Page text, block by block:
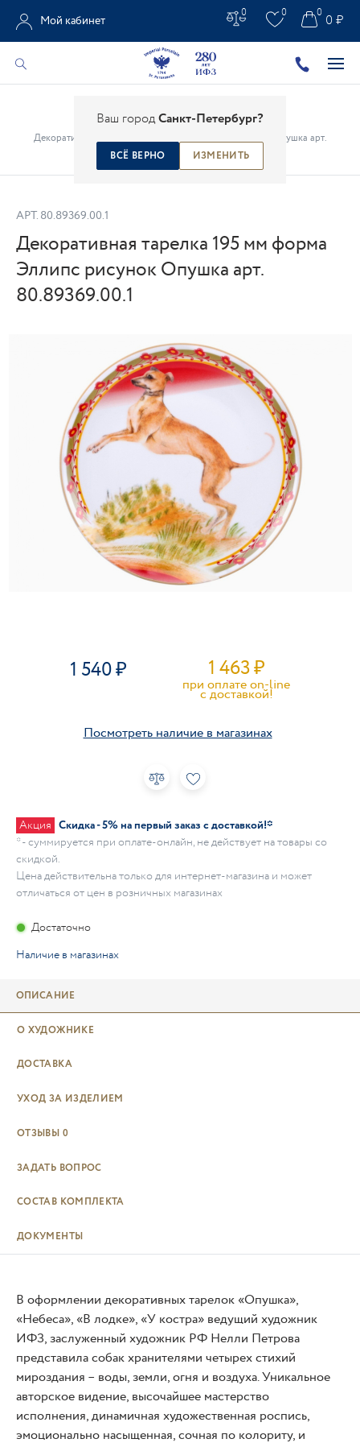
Ваш городСанкт-Петербург?
ВСЁ ВЕРНО ИЗМЕНИТЬ
Мой кабинет
0 0 0 ₽
0
Декоративные настенные тарелки /
Декоративная тарелка 195 мм форма Эллипс рисунок Опушка арт.
80.89369.00.1
АРТ. 80.89369.00.1
Декоративная тарелка 195 мм форма
Эллипс рисунок Опушка арт.
80.89369.00.1
1 540 1 463₽
при оплате on-line
c доставкой!
Посмотреть наличие в магазинах
Акция Скидка - 5% на первый заказ с доставкой!*
* - суммируется при оплате-онлайн, не действует на товары со
скидкой.
Цена действительна только для интернет-магазина и может
отличаться от цен в розничных магазинах
Достаточно
Наличие в магазинах
ОПИСАНИЕ
О ХУДОЖНИКЕ
ДОСТАВКА
УХОД ЗА ИЗДЕЛИЕМ
ОТЗЫВЫ 0
ЗАДАТЬ ВОПРОС
СОСТАВ КОМПЛЕКТА
ДОКУМЕНТЫ
В оформлении декоративных тарелок «Опушка»,
«Небеса», «В лодке», «У костра» ведущий художник
ИФЗ, заслуженный художник РФ Нелли Петрова
представила собак хранителями четырех стихий
мироздания – воды, земли, огня и воздуха. Уникальное
авторское видение, высочайшее мастерство
исполнения, динамичная художественная роспись,
эмоционально насыщенная, сочная по колориту, и